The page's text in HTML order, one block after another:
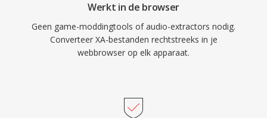
Werkt in de browser
Geen game-moddingtools of audio-extractors nodig.
Converteer XA-bestanden rechtstreeks in je
webbrowser op elk apparaat.